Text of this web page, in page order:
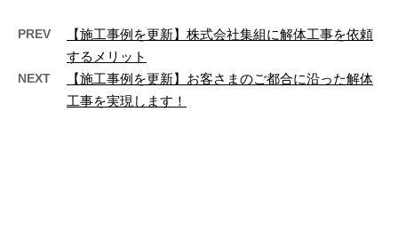
PREV
【施工事例を更新】株式会社集組に解体工事を依頼
するメリット
NEXT
【施工事例を更新】お客さまのご都合に沿った解体
工事を実現します！